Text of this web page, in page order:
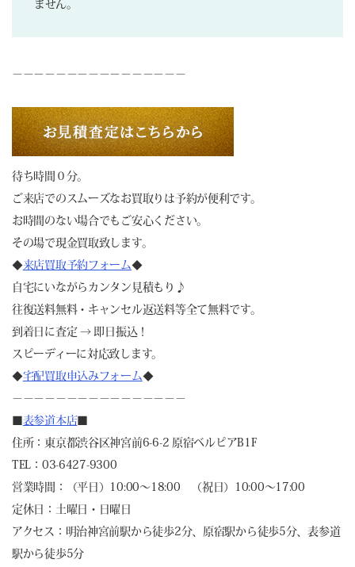
ません。
－－－－－－－－－－－－－－－－
待ち時間０分。
ご来店でのスムーズなお買取りは予約が便利です。
お時間のない場合でもご安心ください。
その場で現金買取致します。
◆来店買取予約フォーム◆
自宅にいながらカンタン見積もり♪
往復送料無料・キャンセル返送料等全て無料です。
到着日に査定 → 即日振込！
スピーディーに対応致します。
◆宅配買取申込みフォーム◆
－－－－－－－－－－－－－－－－
表参道本店
住所：東京都渋谷区神宮前6-6-2 原宿ベルピアB1F
TEL：03-6427-9300
営業時間：（平日）10:00～18:00 （祝日）10:00～17:00
定休日：土曜日・日曜日
アクセス：明治神宮前駅から徒歩2分、原宿駅から徒歩5分、表参道
駅から徒歩5分